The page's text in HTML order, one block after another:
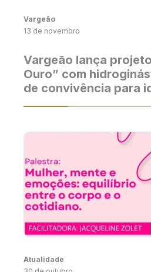
Vargeão
13 de novembro
Vargeão lança
Ouro” com
de convivência para
Atualidade